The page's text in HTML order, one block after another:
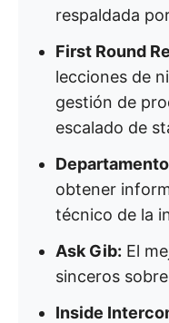
respaldada
First Round
lecciones de
gestión de
escalado de
obtener
técnico de la
Ask Gib: El
sinceros
Inside